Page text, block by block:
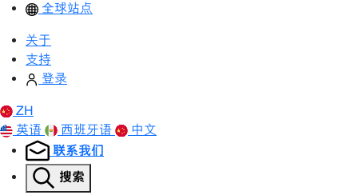
全球站点
关于
支持
登录
ZH
英语
西班牙语 中文
联系我们
搜索